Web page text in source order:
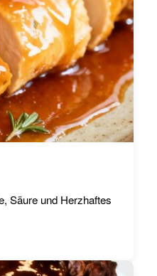
Säure und Herzhaftes